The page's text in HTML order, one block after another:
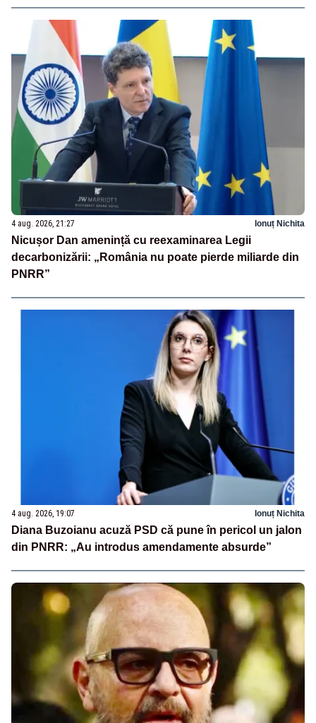
4 aug. 2026, 21:27 Ionuț Nichita
Nicușor Dan amenință cu reexaminarea Legii
decarbonizării: „România nu poate pierde miliarde din
PNRR”
4 aug. 2026, 19:07 Ionuț Nichita
Diana Buzoianu acuză PSD că pune în pericol un jalon
din PNRR: „Au introdus amendamente absurde”